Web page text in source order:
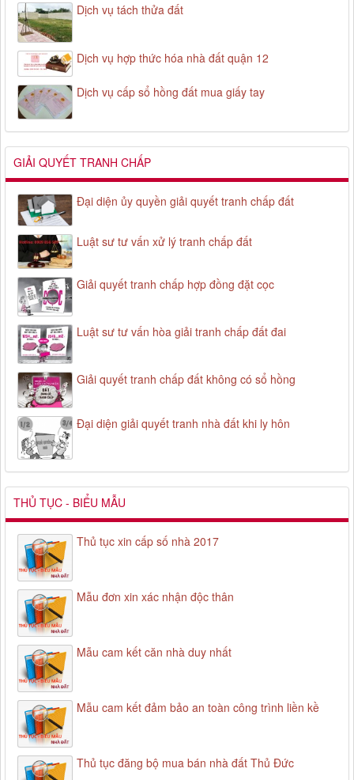
Dịch vụ tách thửa đất
Dịch vụ hợp thức hóa nhà đất quận 12
Dịch vụ cấp sổ hồng đất mua giấy tay
GIẢI QUYẾT TRANH CHẤP
Đại diện ủy quyền giải quyết tranh chấp đất
Luật sư tư vấn xử lý tranh chấp đất
Giải quyết tranh chấp hợp đồng đặt cọc
Luật sư tư vấn hòa giải tranh chấp đất đai
Giải quyết tranh chấp đất không có sổ hồng
Đại diện giải quyết tranh nhà đất khi ly hôn
THỦ TỤC - BIỂU MẪU
Thủ tục xin cấp số nhà 2017
Mẫu đơn xin xác nhận độc thân
Mẫu cam kết căn nhà duy nhất
Mẫu cam kết đảm bảo an toàn công trình liền kề
Thủ tục đăng bộ mua bán nhà đất Thủ Đức